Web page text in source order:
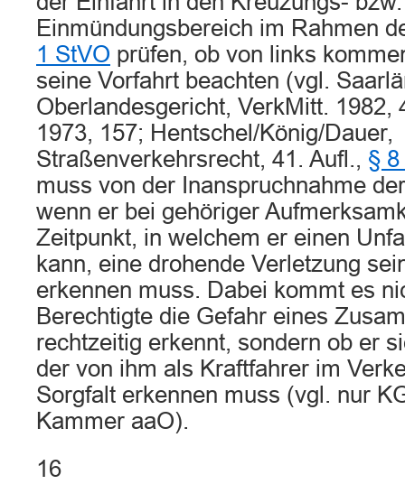
Einmündungsbereich im Rahmen
1 StVO prüfen, ob von links
seine Vorfahrt beachten (vgl.
Oberlandesgericht, VerkMitt. 1982,
1973, 157; Hentschel/König/Dauer,
Straßenverkehrsrecht, 41. Aufl., §
muss von der Inanspruchnahme
wenn er bei gehöriger
Zeitpunkt, in welchem er einen
kann, eine drohende Verletzung
erkennen muss. Dabei kommt es
Berechtigte die Gefahr eines
rechtzeitig erkennt, sondern ob er
der von ihm als Kraftfahrer im
Sorgfalt erkennen muss (vgl. nur
Kammer aaO).
16